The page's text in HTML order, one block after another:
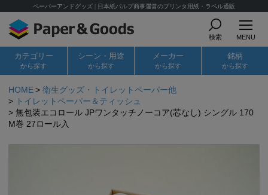
ペーパーアンドグッズ | 日本紙パルプ商事運営のプリンタ用紙・ラベル通販
検索 MENU
カテゴリー
から探す
シーン・用途
から探す
メーカー
から探す
銘柄
から探す
HOME
衛生グッズ・トイレットペーパー他
トイレットペーパー＆ティッシュ
無包装エコロール JPワンタッチノーコア(芯なし) シングル 170
M巻 27ロール入